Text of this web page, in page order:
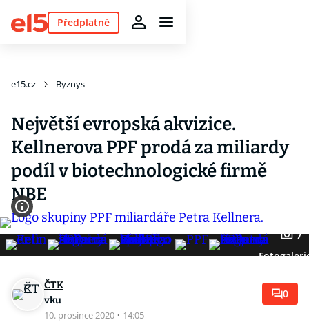
Předplatné
e15.cz Byznys
Největší evropská akvizice.
Kellnerova PPF prodá za miliardy
podíl v biotechnologické firmě
NBE
7
ČTK
vku
10. prosince 2020 · 14:05
0